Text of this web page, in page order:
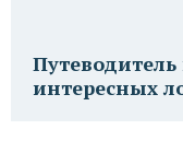
интересных